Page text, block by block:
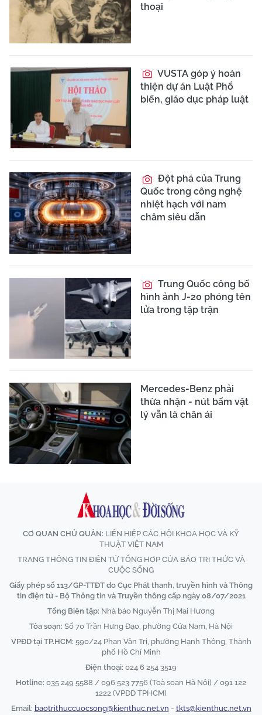
thoại
VUSTA góp ý hoàn
thiện dự án Luật Phổ
biến, giáo dục pháp luật
Đột phá của Trung
Quốc trong công nghệ
nhiệt hạch với nam
châm siêu dẫn
Trung Quốc công bố
hình ảnh J-20 phóng tên
lửa trong tập trận
Mercedes-Benz phải
thừa nhận - nút bấm vật
lý vẫn là chân ái
CƠ QUAN CHỦ QUẢN: LIÊN HIỆP CÁC HỘI KHOA HỌC VÀ KỸ
THUẬT VIỆT NAM
TRANG THÔNG TIN ĐIỆN TỬ TỔNG HỢP CỦA BÁO TRI THỨC VÀ
CUỘC SỐNG
Giấy phép số 113/GP-TTĐT do Cục Phát thanh, truyền hình và Thông
tin điện tử - Bộ Thông tin và Truyền thông cấp ngày 08/07/2021
Tổng Biên tập: Nhà báo Nguyễn Thị Mai Hương
Tòa soạn: Số 70 Trần Hưng Đạo, phường Cửa Nam, Hà Nội
VPĐD tại TP.HCM: 590/24 Phan Văn Trị, phường Hạnh Thông, Thành
phố Hồ Chí Minh
Điện thoại: 024 6 254 3519
Hotline: 035 249 5588 / 096 523 7756 (Toà soạn Hà Nội) / 091 122
1222 (VPĐD TPHCM)
Email: baotrithuccuocsong@kienthuc.net.vn - tkts@kienthuc.net.vn